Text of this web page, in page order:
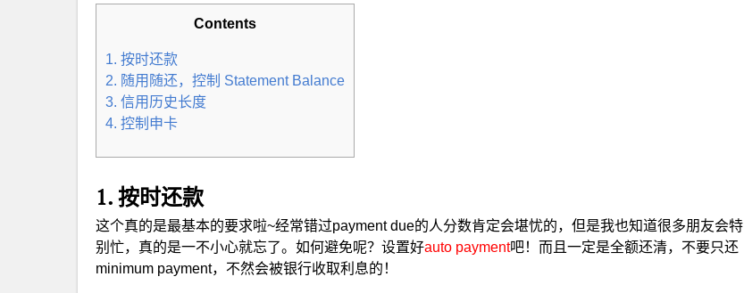
Contents
1. 按时还款
2. 随用随还，控制 Statement Balance
3. 信用历史长度
4. 控制申卡
1. 按时还款
这个真的是最基本的要求啦~经常错过payment due的人分数肯定会堪忧的，但是我也知道很多朋友会特
别忙，真的是一不小心就忘了。如何避免呢？设置好auto payment吧！而且一定是全额还清，不要只还
minimum payment，不然会被银行收取利息的！